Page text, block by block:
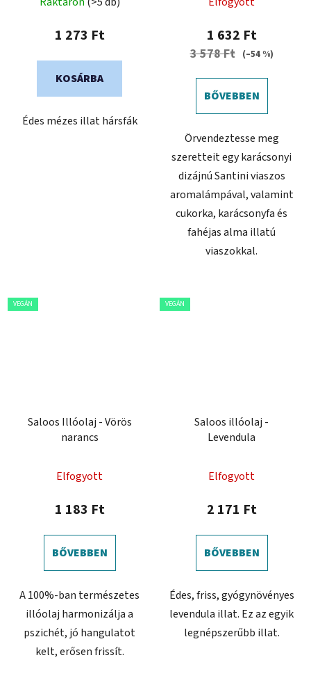
1 273 Ft
KOSÁRBA
Édes mézes illat hársfák
1 632 Ft
3 578 Ft (–54 %)
BŐVEBBEN
Örvendeztesse meg
szeretteit egy karácsonyi
dizájnú Santini viaszos
aromalámpával, valamint
cukorka, karácsonyfa és
fahéjas alma illatú
viaszokkal.
VEGÁN
Saloos Illóolaj - Vörös
narancs
Elfogyott
1 183 Ft
BŐVEBBEN
A 100%-ban természetes
illóolaj harmonizálja a
pszichét, jó hangulatot
kelt, erősen frissít.
VEGÁN
Saloos illóolaj -
Levendula
Elfogyott
2 171 Ft
BŐVEBBEN
Édes, friss, gyógynövényes
levendula illat. Ez az egyik
legnépszerűbb illat.